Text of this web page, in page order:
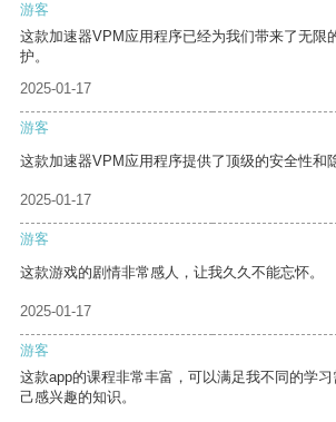
游客
这款加速器VPM应用程序已经为我们带来了无限
护。
2025-01-17
游客
这款加速器VPM应用程序提供了顶级的安全性和
2025-01-17
游客
这款游戏的剧情非常感人，让我久久不能忘怀。
2025-01-17
游客
这款app的课程非常丰富，可以满足我不同的学
己感兴趣的知识。